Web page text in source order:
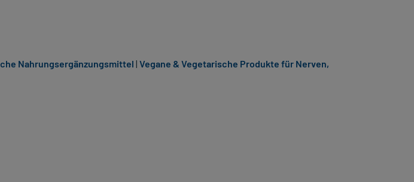
Nahrungsergänzungsmittel | Vegane & Vegetarische Produkte für Nerven,